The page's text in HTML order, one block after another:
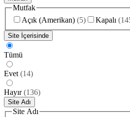
Mutfak
Açık (Amerikan) (5) Kapalı (
Site İçerisinde
Tümü
Evet (14)
Hayır (136)
Site Adı
Site Adı